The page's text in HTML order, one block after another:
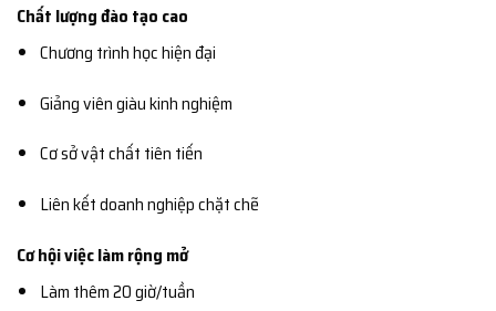
Chất lượng đào tạo cao
Chương trình học hiện đại
Giảng viên giàu kinh nghiệm
Cơ sở vật chất tiên tiến
Liên kết doanh nghiệp chặt chẽ
Cơ hội việc làm rộng mở
Làm thêm 20 giờ/tuần